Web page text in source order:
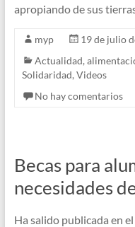
apropiando de sus
myp
19 de julio
Actualidad,
Solidaridad, Videos
No hay comentarios
Becas para
necesidades
Ha salido publicada en